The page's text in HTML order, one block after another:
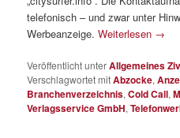
telefonisch – und zwar unter
Werbeanzeige.Weiterlesen →
Veröffentlicht unterAllgemeines
Verschlagwortet mitAbzocke,
Branchenverzeichnis,Cold Call,
Verlagsservice GmbH,